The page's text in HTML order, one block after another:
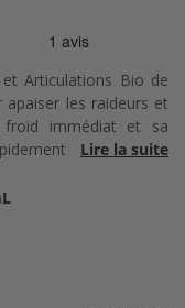
Articulations Bio de
apaiser les raideurs et
froid immédiat et sa
et soulage
Lire la suite